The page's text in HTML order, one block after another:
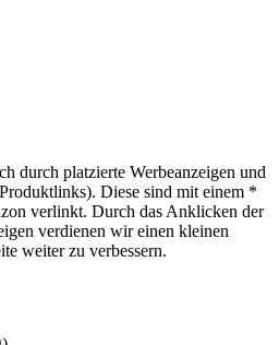
durch platzierte Werbeanzeigen und
Diese sind mit einem *
verlinkt. Durch das Anklicken der
verdienen wir einen kleinen
weiter zu verbessern.